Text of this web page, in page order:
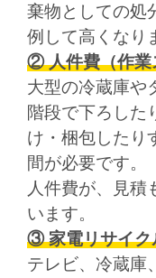
棄物としての処
例して高くなり
② 人件費（作業
大型の冷蔵庫や
階段で下ろした
け・梱包したり
間が必要です。
人件費が、見積
います。
③ 家電リサイク
テレビ、冷蔵庫